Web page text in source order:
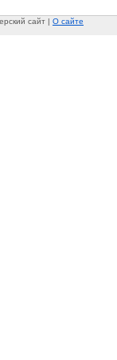
сайт | О сайте